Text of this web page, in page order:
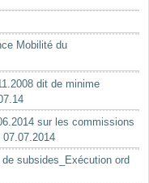
Mobilité du
dit de minime
sur les commissions
subsides_Exécution ord